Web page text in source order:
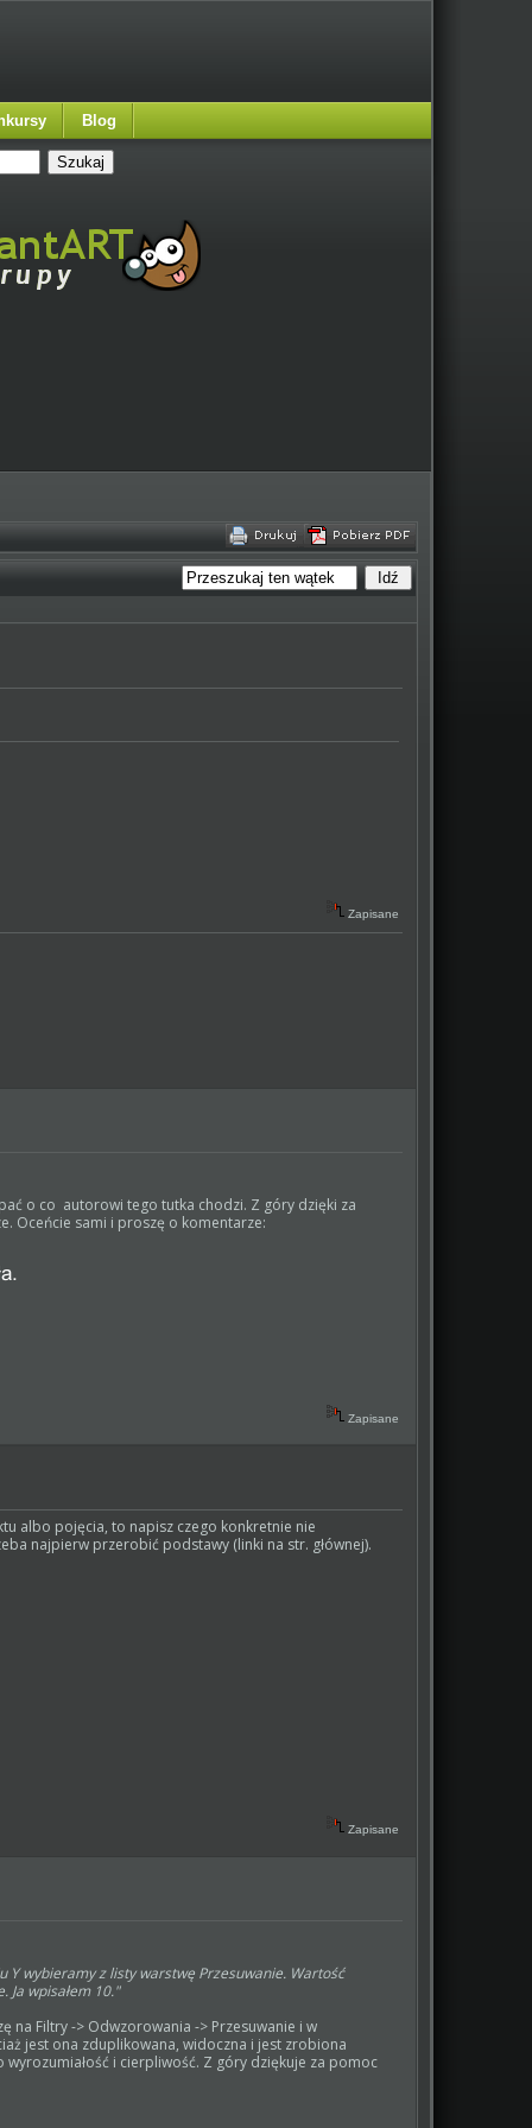
Blog
Zapisane
o co autorowi tego tutka chodzi. Z góry dzięki za
Oceńcie sami i proszę o komentarze:
Zapisane
albo pojęcia, to napisz czego konkretnie nie
najpierw przerobić podstawy (linki na str. głównej).
Zapisane
Y wybieramy z listy warstwę Przesuwanie. Wartość
wpisałem 10."
Filtry -> Odwzorowania -> Przesuwanie i w
jest ona zduplikowana, widoczna i jest zrobiona
wyrozumiałość i cierpliwość. Z góry dziękuje za pomoc